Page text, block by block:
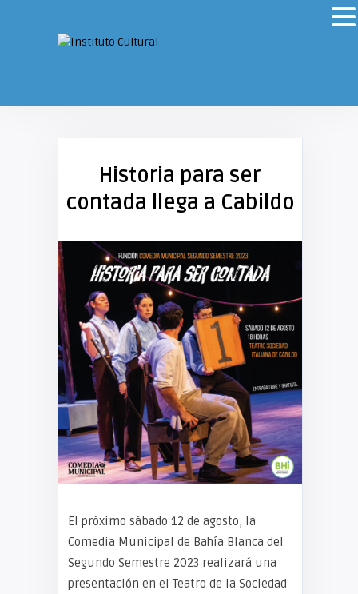
Historia para ser
contada llega a Cabildo
El próximo sábado 12 de agosto, la
Comedia Municipal de Bahía Blanca del
Segundo Semestre 2023 realizará una
presentación en el Teatro de la Sociedad